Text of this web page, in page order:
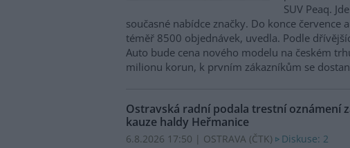
SUV Peaq.
současné nabídce značky. Do konce července
téměř 8500 objednávek, uvedla. Podle
Auto bude cena nového modelu na českém
milionu korun, k prvním zákazníkům se
Ostravská radní podala trestní oznámení
kauze haldy Heřmanice
6.8.2026 17:50 | OSTRAVA (ČTK) Diskuse: 2